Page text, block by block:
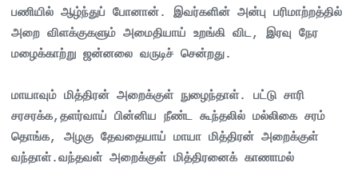
பணியில் ஆழ்ந்துப் போனான். இவர்களின் அன்பு பரிமாற்றத்தில்
அறை விளக்குகளும் அமைதியாய் உறங்கி விட, இரவு நேர
மழைக்காற்று ஜன்னலை வருடிச் சென்றது.
மாயாவும் மித்திரன் அறைக்குள் நுழைந்தாள். பட்டு சாரி
சரசரக்க,தளர்வாய் பின்னிய நீண்ட கூந்தலில் மல்லிகை சரம்
தொங்க, அழகு தேவதையாய் மாயா மித்திரன் அறைக்குள்
வந்தாள்.வந்தவள் அறைக்குள் மித்திரனைக் காணாமல்